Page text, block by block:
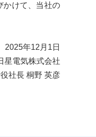
かけて、当社の
2025年12月1日
星電気株式会社
社長 桐野 英彦